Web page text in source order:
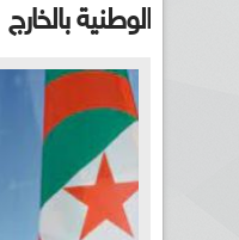
الوطنية بالخارج